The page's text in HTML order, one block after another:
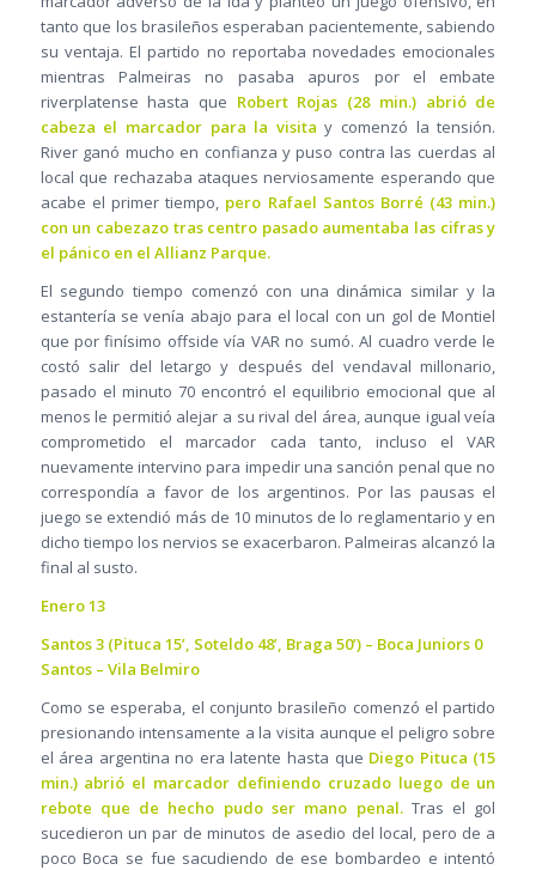
tanto que los brasileños esperaban pacientemente, sabiendo
su ventaja. El partido no reportaba novedades emocionales
mientras Palmeiras no pasaba apuros por el embate
riverplatense hasta que Robert Rojas (28 min.) abrió de
cabeza el marcador para la visita y comenzó la tensión.
River ganó mucho en confianza y puso contra las cuerdas al
local que rechazaba ataques nerviosamente esperando que
acabe el primer tiempo, pero Rafael Santos Borré (43 min.)
con un cabezazo tras centro pasado aumentaba las cifras y
el pánico en el Allianz Parque.
El segundo tiempo comenzó con una dinámica similar y la
estantería se venía abajo para el local con un gol de Montiel
que por finísimo offside vía VAR no sumó. Al cuadro verde le
costó salir del letargo y después del vendaval millonario,
pasado el minuto 70 encontró el equilibrio emocional que al
menos le permitió alejar a su rival del área, aunque igual veía
comprometido el marcador cada tanto, incluso el VAR
nuevamente intervino para impedir una sanción penal que no
correspondía a favor de los argentinos. Por las pausas el
juego se extendió más de 10 minutos de lo reglamentario y en
dicho tiempo los nervios se exacerbaron. Palmeiras alcanzó la
final al susto.
Enero 13
Santos 3 (Pituca 15’, Soteldo 48’, Braga 50’) – Boca Juniors 0
Santos – Vila Belmiro
Como se esperaba, el conjunto brasileño comenzó el partido
presionando intensamente a la visita aunque el peligro sobre
el área argentina no era latente hasta que Diego Pituca (15
min.) abrió el marcador definiendo cruzado luego de un
rebote que de hecho pudo ser mano penal.Tras el gol
sucedieron un par de minutos de asedio del local, pero de a
poco Boca se fue sacudiendo de ese bombardeo e intentó